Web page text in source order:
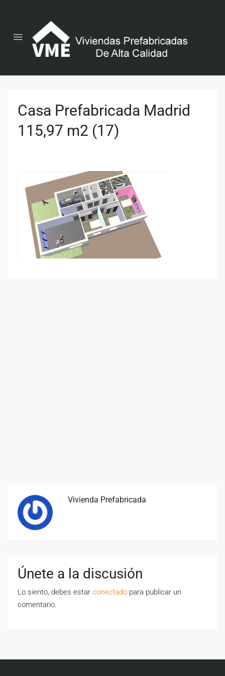
Casa Prefabricada Madrid
115,97 m2 (17)
Vivienda Prefabricada
Únete a la discusión
Lo siento, debes estar conectado para publicar un
comentario.